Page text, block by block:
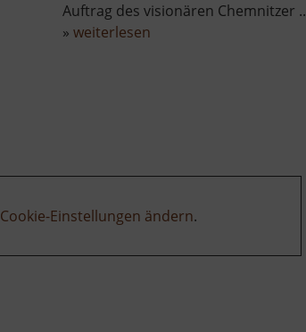
Auftrag des visionären Chemnitzer ..
» weiterlesenüber
Cookie-Einstellungen ändern.